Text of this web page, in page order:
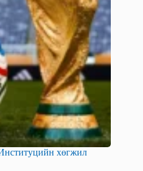
хөгжил